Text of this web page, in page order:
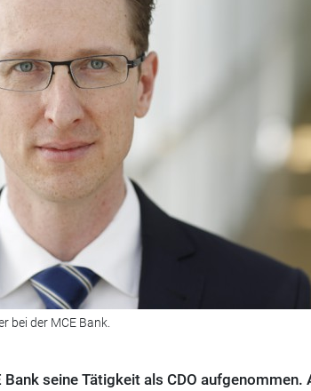
bei der MCE Bank.
seine Tätigkeit als CDO aufgenommen.